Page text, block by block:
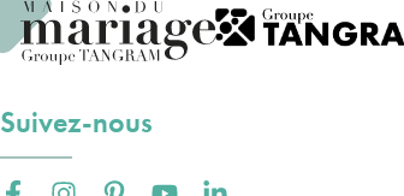
Suivez-nous